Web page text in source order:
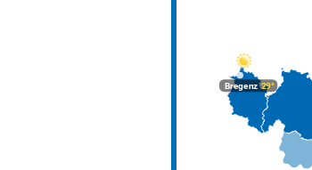
Bregenz29°